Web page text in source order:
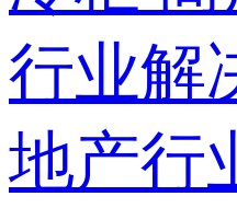
行业解
地产行